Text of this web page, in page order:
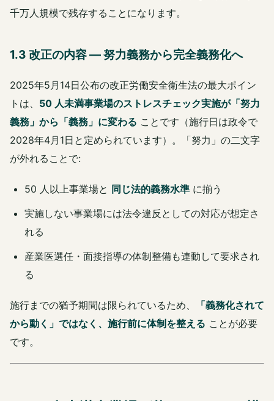
千万人規模で残存することになります。
1.3 改正の内容 ― 努力義務から完全義務化へ
2025年5月14日公布の改正労働安全衛生法の最大ポイン
トは、 50 人未満事業場のストレスチェック実施が「努力
義務」から「義務」に変わる ことです（施行日は政令で
2028年4月1日と定められています）。「努力」の二文字
が外れることで:
50 人以上事業場と 同じ法的義務水準 に揃う
実施しない事業場には法令違反としての対応が想定さ
れる
産業医選任・面接指導の体制整備も連動して要求され
る
施行までの猶予期間は限られているため、
「義務化されて
から動く」ではなく、施行前に体制を整える ことが必要
です。